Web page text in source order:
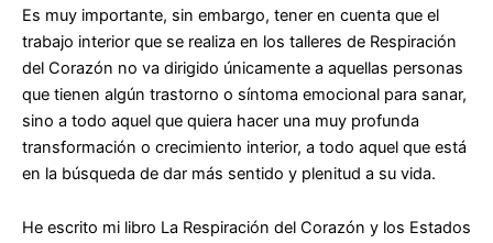
Es muy importante, sin embargo, tener en cuenta que el
trabajo interior que se realiza en los talleres de Respiración
del Corazón no va dirigido únicamente a aquellas personas
que tienen algún trastorno o síntoma emocional para sanar,
sino a todo aquel que quiera hacer una muy profunda
transformación o crecimiento interior, a todo aquel que está
en la búsqueda de dar más sentido y plenitud a su vida.
He escrito mi libro La Respiración del Corazón y los Estados